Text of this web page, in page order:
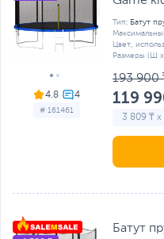
4.8
# 161461
Тип: Батут
Цвет,
Размеры (Ш х
193 900
119
3 809 ₸
Батут